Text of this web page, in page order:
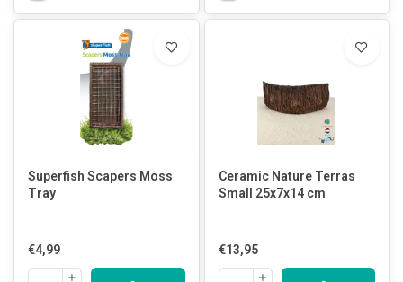
Superfish Scapers Moss
Tray
€4,99
Ceramic Nature Terras
Small 25x7x14 cm
€13,95